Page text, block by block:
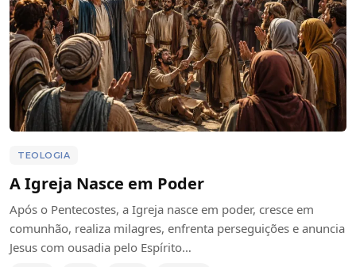
TEOLOGIA
A Igreja Nasce em Poder
Após o Pentecostes, a Igreja nasce em poder, cresce em
comunhão, realiza milagres, enfrenta perseguições e anuncia
Jesus com ousadia pelo Espírito…